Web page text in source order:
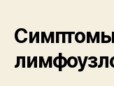
Симптомы